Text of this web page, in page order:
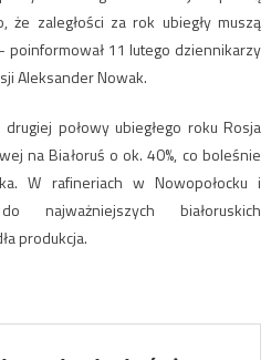
zaległości za rok ubiegły muszą
poinformował 11 lutego dziennikarzy
Aleksander Nowak.
połowy ubiegłego roku Rosja
na Białoruś o ok. 40%, co boleśnie
W rafineriach w Nowopołocku i
białoruskich
produkcja.